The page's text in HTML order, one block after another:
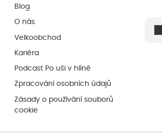
Blog
O nás
Velkoobchod
Kariéra
Podcast Po uši v hlíně
Zpracování osobních údajů
Zásady o používání souborů
cookie